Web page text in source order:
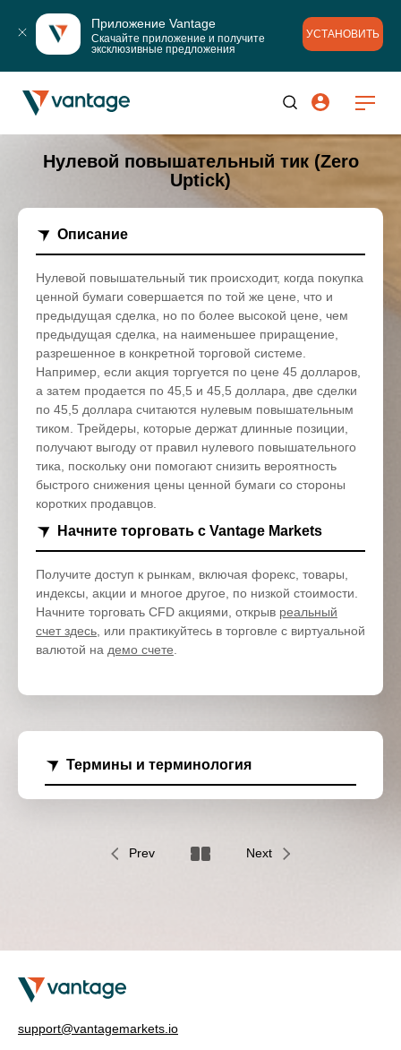
Приложение Vantage
Скачайте приложение и получите
эксклюзивные предложения
УСТАНОВИТЬ
Нулевой повышательный тик (Zero
Uptick)
Описание
Нулевой повышательный тик происходит, когда покупка
ценной бумаги совершается по той же цене, что и
предыдущая сделка, но по более высокой цене, чем
предыдущая сделка, на наименьшее приращение,
разрешенное в конкретной торговой системе.
Например, если акция торгуется по цене 45 долларов,
а затем продается по 45,5 и 45,5 доллара, две сделки
по 45,5 доллара считаются нулевым повышательным
тиком. Трейдеры, которые держат длинные позиции,
получают выгоду от правил нулевого повышательного
тика, поскольку они помогают снизить вероятность
быстрого снижения цены ценной бумаги со стороны
коротких продавцов.
Начните торговать с Vantage Markets
Получите доступ к рынкам, включая форекс, товары,
индексы, акции и многое другое, по низкой стоимости.
Начните торговать CFD акциями, открыв реальный
счет здесь , или практикуйтесь в торговле с виртуальной
валютой на демо счете
Термины и терминология
Prev Next
support@vantagemarkets.io